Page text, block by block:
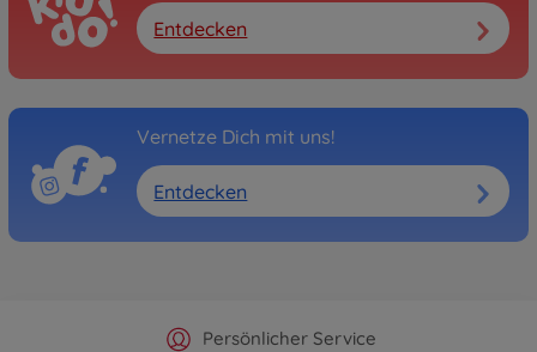
Entdecken
Vernetze Dich mit uns!
Entdecken
Offizieller Hersteller Shop
Persönlicher Service
Versandkostenfrei ab 25€
Schnelle Lieferung